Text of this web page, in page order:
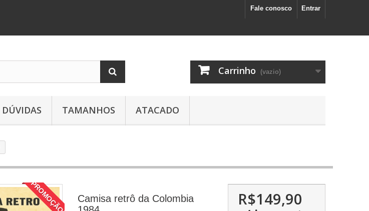
Entrar
Fale conosco
Carrinho (vazio)
DÚVIDAS TAMANHOS ATACADO
PROMOÇÃO!
Camisa retrô da Colombia
R$149,90